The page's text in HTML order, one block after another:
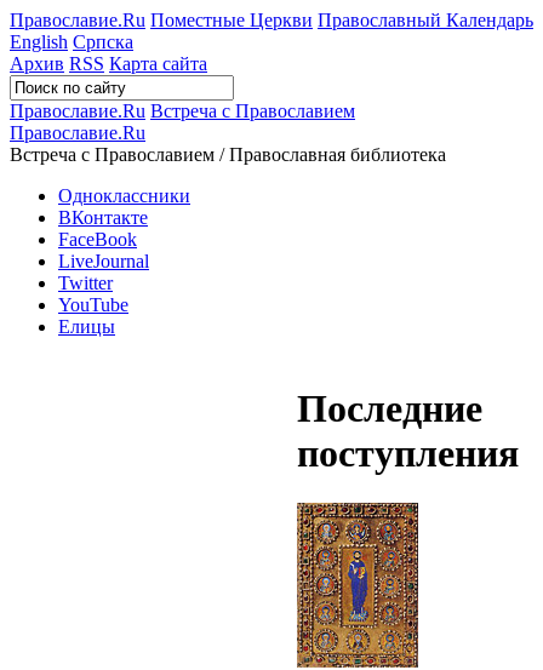
Православие.Ru Поместные Церкви Православный Календарь
English Српска
Архив RSS Карта сайта
Православие.Ru Встреча с Православием
Православие.Ru
Встреча с Православием / Православная библиотека
Одноклассники
ВКонтакте
FaceBook
LiveJournal
Twitter
YouTube
Елицы
Последние
поступления